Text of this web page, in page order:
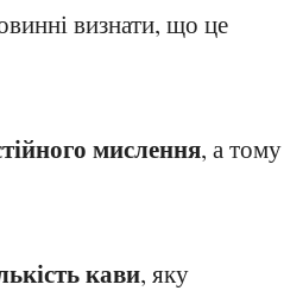
визнати, що це
мислення, а тому
кави, яку